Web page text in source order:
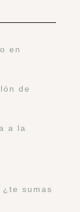
en
de
a la
sumas